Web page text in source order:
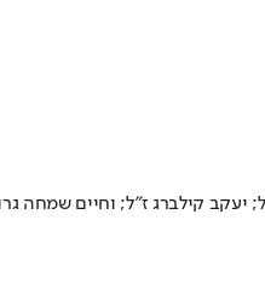
קילברג ז”ל; וחיים שמחה